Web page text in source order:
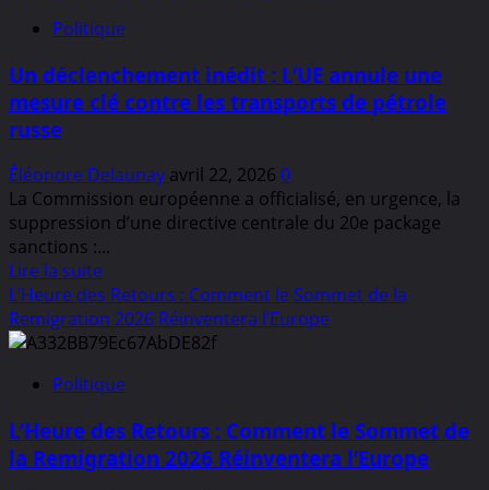
Politique
Un déclenchement inédit : L’UE annule une
mesure clé contre les transports de pétrole
russe
Éléonore Delaunay avril 22, 2026 0
La Commission européenne a officialisé, en urgence, la
suppression d’une directive centrale du 20e package
sanctions :...
Lire la suiteEn
savoir
plus
sur
déclenchement
:
L’UE
L’Heure des Retours : Comment le Sommet de la
Remigration 2026 Réinventera l’Europe
Politique
L’Heure des Retours : Comment le Sommet de
la Remigration 2026 Réinventera l’Europe